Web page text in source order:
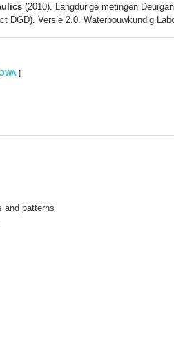
(2010). Langdurige metingen
Versie 2.0. Waterbouwkundig
]
and patterns